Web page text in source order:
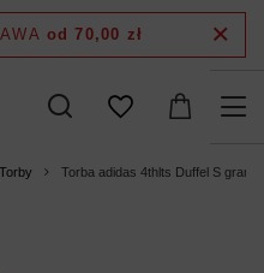
od 70,00 zł
Torby Torba adidas 4thlts Duffel S